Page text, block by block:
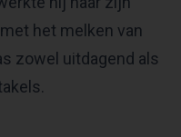
het melken van
zowel uitdagend als